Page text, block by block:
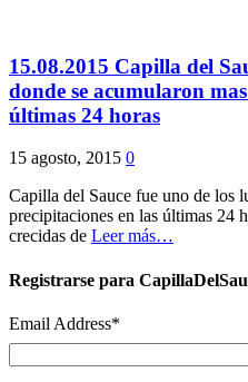
15.08.2015 Capilla del
donde se acumularon
últimas 24 horas
15 agosto, 2015 0
Capilla del Sauce fue uno de los
precipitaciones en las últimas 24
crecidas de Leer más…
Registrarse para
Email Address*